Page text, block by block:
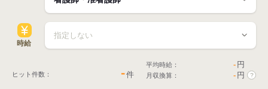
時給
ヒット件数： -件
平均時給： - 円
月収換算： - 円 ?